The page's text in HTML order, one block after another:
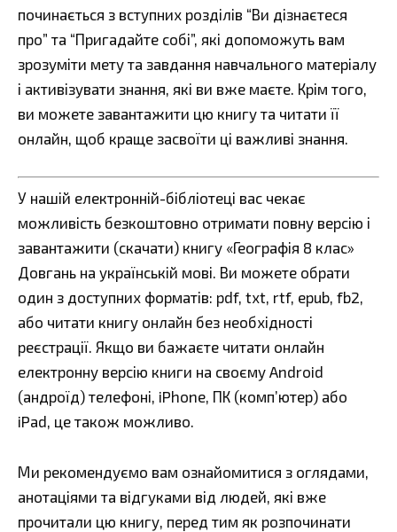
починається з вступних розділів “Ви дізнаєтеся
про” та “Пригадайте собі”, які допоможуть вам
зрозуміти мету та завдання навчального матеріалу
і активізувати знання, які ви вже маєте. Крім того,
ви можете завантажити цю книгу та читати її
онлайн, щоб краще засвоїти ці важливі знання.
У нашій електронній-бібліотеці вас чекає
можливість безкоштовно отримати повну версію і
завантажити (скачати) книгу «Географія 8 клас»
Довгань на українській мові. Ви можете обрати
один з доступних форматів: pdf, txt, rtf, epub, fb2,
або читати книгу онлайн без необхідності
реєстрації. Якщо ви бажаєте читати онлайн
електронну версію книги на своєму Android
(андроїд) телефоні, iPhone, ПК (комп’ютер) або
iPad, це також можливо.
Ми рекомендуємо вам ознайомитися з оглядами,
анотаціями та відгуками від людей, які вже
прочитали цю книгу, перед тим як розпочинати